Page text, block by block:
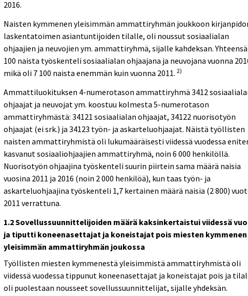
2016.
Naisten kymmenen yleisimmän ammattiryhmän joukkoon
laskentatoimen asiantuntijoiden tilalle, oli noussut sosiaalialan
ohjaajien ja neuvojien ym. ammattiryhmä, sijalle kahdeksan.
100 naista työskenteli sosiaalialan ohjaajana ja neuvojana vuonna
mikä oli 7 100 naista enemmän kuin vuonna 2011.2)
Ammattiluokituksen 4-numerotason ammattiryhmä 3412
ohjaajat ja neuvojat ym. koostuu kolmesta 5-numerotason
ammattiryhmästä: 34121 sosiaalialan ohjaajat, 34122 nuorisotyön
ohjaajat (ei srk.) ja 34123 työn- ja askarteluohjaajat. Näistä työllisten
naisten ammattiryhmistä oli lukumääräisesti viidessä vuodessa
kasvanut sosiaaliohjaajien ammattiryhmä, noin 6 000 henkilöllä.
Nuorisotyön ohjaajina työskenteli suurin piirtein sama määrä naisia
vuosina 2011 ja 2016 (noin 2 000 henkilöä), kun taas työn- ja
askarteluohjaajina työskenteli 1,7 kertainen määrä naisia (2 800)
2011 verrattuna.
1.2 Sovellussuunnittelijoiden määrä kaksinkertaistui viidessä
ja tiputti koneenasettajat ja koneistajat pois miesten kymmenen
yleisimmän ammattiryhmän joukossa
Työllisten miesten kymmenestä yleisimmistä ammattiryhmistä oli
viidessä vuodessa tippunut koneenasettajat ja koneistajat pois ja
oli puolestaan nousseet sovellussuunnittelijat, sijalle yhdeksän.